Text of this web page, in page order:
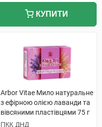
КУПИТИ
Arbor Vitae Мило натуральне
з ефірною олією лаванди та
вівсяними пластівцями 75 г
1 шт
ПКК ДНД